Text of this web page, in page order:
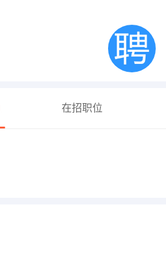
在招职位